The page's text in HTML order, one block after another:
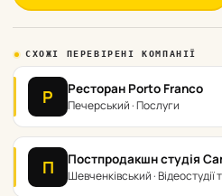
СХОЖІ ПЕРЕВІРЕНІ КОМПАНІЇ
Р Ресторан Porto Franco
Печерський · Послуги
П Постпродакшн студія
Шевченківський · Відеостудії